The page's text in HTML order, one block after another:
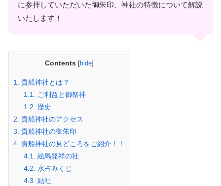
に参拝していただいた御朱印、神社の特徴について解説
いたします！
Contents [hide]
1. 貴船神社とは？
1.1. ご利益と御祭神
1.2. 歴史
2. 貴船神社のアクセス
3. 貴船神社の御朱印
4. 貴船神社の見どころをご紹介！！
4.1. 絵馬発祥の社
4.2. 水占みくじ
4.3. 結社